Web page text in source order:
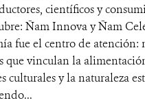
científicos y
Ñam Innova y Ñam
fue el centro de atención:
que vinculan la
culturales y la naturaleza